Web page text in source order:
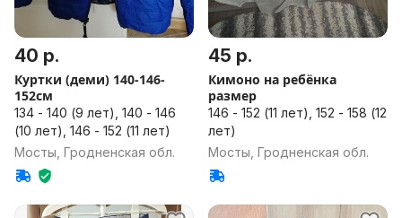
40 р.
Куртки (деми) 140-146-
152см
134 - 140 (9 лет), 140 - 146
(10 лет), 146 - 152 (11 лет)
Мосты, Гродненская обл.
45 р.
Кимоно на ребёнка
размер
146 - 152 (11 лет), 152 - 158 (12
лет)
Мосты, Гродненская обл.